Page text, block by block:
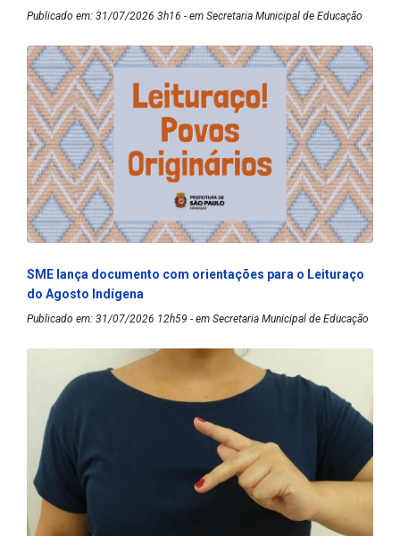
Publicado em: 31/07/2026 3h16 - em Secretaria Municipal de Educação
SME lança documento com orientações para o Leituraço
do Agosto Indígena
Publicado em: 31/07/2026 12h59 - em Secretaria Municipal de Educação